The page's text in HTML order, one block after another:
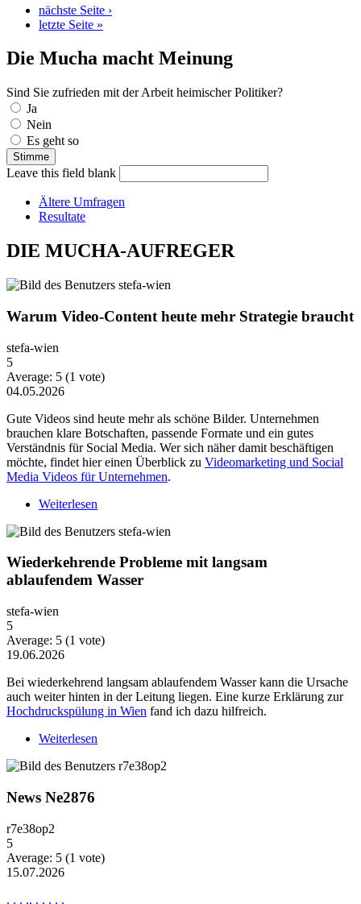
nächste Seite ›
letzte Seite »
Die Mucha macht Meinung
Sind Sie zufrieden mit der Arbeit heimischer Politiker?
Auswahlmöglichkeiten
Ja
Nein
Es geht so
Leave this field blank
Ältere Umfragen
Resultate
DIE MUCHA-AUFREGER
Warum Video-Content heute mehr Strategie braucht
stefa-wien
5
Average: 5 (1 vote)
04.05.2026
Gute Videos sind heute mehr als schöne Bilder. Unternehmen
brauchen klare Botschaften, passende Formate und ein gutes
Verständnis für Social Media. Wer sich näher damit beschäftigen
möchte, findet hier einen Überblick zu Videomarketing und Social
Media Videos für Unternehmen.
Weiterlesen
Wiederkehrende Probleme mit langsam
ablaufendem Wasser
stefa-wien
5
Average: 5 (1 vote)
19.06.2026
Bei wiederkehrend langsam ablaufendem Wasser kann die Ursache
auch weiter hinten in der Leitung liegen. Eine kurze Erklärung zur
Hochdruckspülung in Wien fand ich dazu hilfreich.
Weiterlesen
News Ne2876
r7e38op2
5
Average: 5 (1 vote)
15.07.2026
. . . .. . . . . .